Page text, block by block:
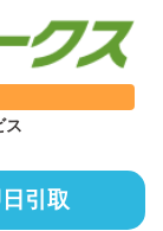
ス
引取